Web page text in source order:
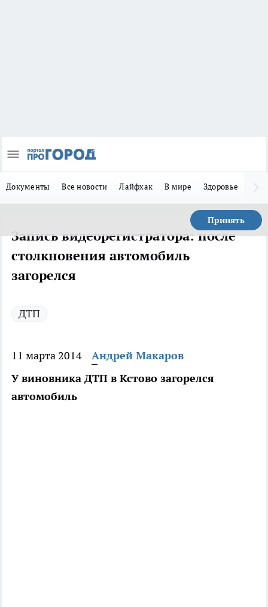
Документы Все новости Лайфхак В мире Здоровье
Принять
Запись видеорегистратора: после
столкновения автомобиль
загорелся
ДТП
11 марта 2014
Андрей Макаров
У виновника ДТП в Кстово загорелся
автомобиль